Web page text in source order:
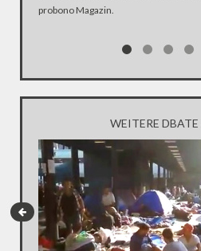
probono Magazin.
WEITERE DBATE